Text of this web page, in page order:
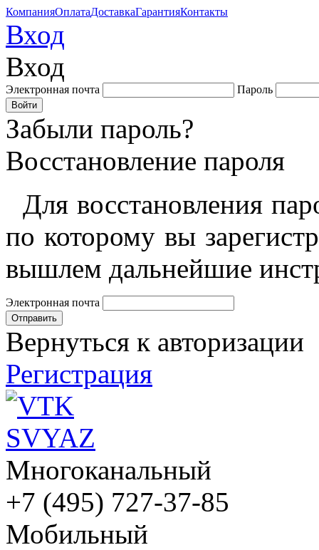
КомпанияОплатаДоставкаГарантияКонтакты
Вход
Вход
Электронная почта Пароль
Забыли пароль?
Восстановление пароля
Для восстановления
по которому вы
вышлем дальнейшие
Электронная почта
Вернуться к авторизации
Регистрация
Многоканальный
+7 (495) 727-37-85
Мобильный